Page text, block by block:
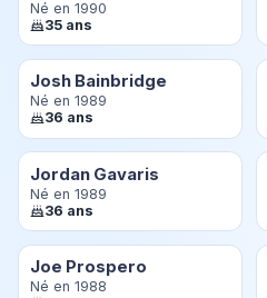
Né en 1990
35 ans
Josh Bainbridge
Né en 1989
36 ans
Jordan Gavaris
Né en 1989
36 ans
Joe Prospero
Né en 1988